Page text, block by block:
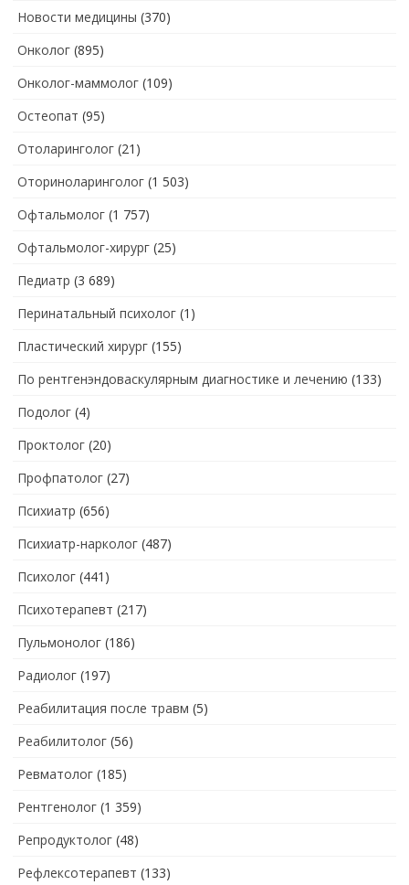
Новости медицины (370)
Онколог (895)
Онколог-маммолог (109)
Остеопат (95)
Отоларинголог (21)
Оториноларинголог (1 503)
Офтальмолог (1 757)
Офтальмолог-хирург (25)
Педиатр (3 689)
Перинатальный психолог (1)
Пластический хирург (155)
По рентгенэндоваскулярным диагностике и лечению (133)
Подолог (4)
Проктолог (20)
Профпатолог (27)
Психиатр (656)
Психиатр-нарколог (487)
Психолог (441)
Психотерапевт (217)
Пульмонолог (186)
Радиолог (197)
Реабилитация после травм (5)
Реабилитолог (56)
Ревматолог (185)
Рентгенолог (1 359)
Репродуктолог (48)
Рефлексотерапевт (133)